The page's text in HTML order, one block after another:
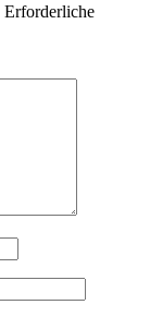
Erforderliche